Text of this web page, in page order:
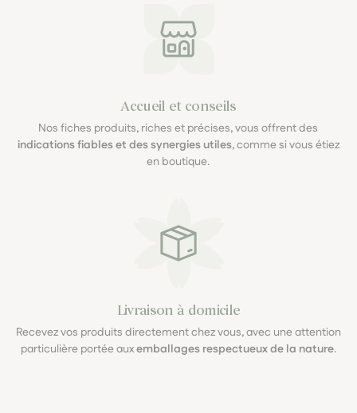
Accueil et conseils
Nos fiches produits, riches et précises, vous offrent des
indications fiables et des synergies utiles, comme si vous étiez
en boutique.
Livraison à domicile
Recevez vos produits directement chez vous, avec une attention
particulière portée auxemballages respectueux de la nature.